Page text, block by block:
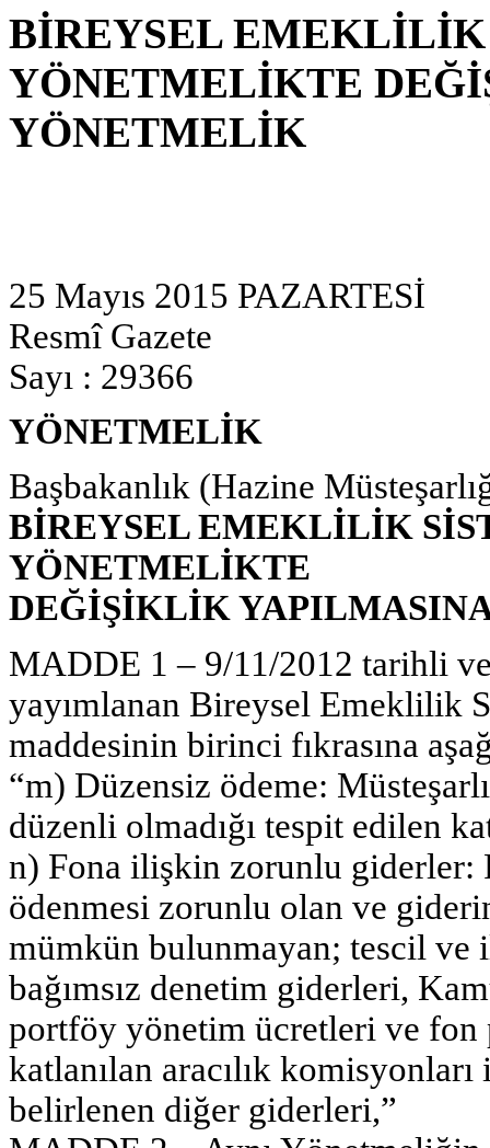
BİREYSEL
YÖNETMELİKTE
YÖNETMELİK
25 Mayıs 2015 PAZARTESİ
Resmî Gazete
Sayı : 29366
YÖNETMELİK
Başbakanlık (Hazine
BİREYSEL EMEKLİLİK
YÖNETMELİKTE
DEĞİŞİKLİK
MADDE 1 – 9/11/2012 tarihli ve
yayımlanan Bireysel Emeklilik
maddesinin birinci fıkrasına
“m) Düzensiz ödeme:
düzenli olmadığı tespit edilen
n) Fona ilişkin zorunlu giderler:
ödenmesi zorunlu olan ve
mümkün bulunmayan; tescil
bağımsız denetim giderleri,
portföy yönetim ücretleri ve fon
katlanılan aracılık
belirlenen diğer giderleri,”